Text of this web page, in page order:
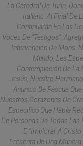
La Catedral De Turín,
Italiano. Al Final De
Continuarán En Las
Voces De “testigos”,
Intervención De Mons.
Mundo, Les
Contemplación De La
Jesús, Nuestro Hermano
Anuncio De Pascua
Nuestros Corazones De
Especificó Que Había
De Personas De Todas Las
E “implorar A Cristo
Presenta De Una